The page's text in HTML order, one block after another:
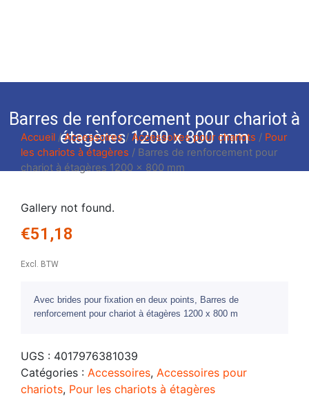
Barres de renforcement pour chariot à
étagères 1200 x 800 mm
Accueil /Accessoires/ Accessoires pour chariots / Pour
les chariots à étagères / Barres de renforcement pour
chariot à étagères 1200 x 800 mm
Gallery not found.
€51,18
Excl. BTW
Avec brides pour fixation en deux points, Barres de
renforcement pour chariot à étagères 1200 x 800 m
UGS : 4017976381039
Catégories : Accessoires, Accessoires pour
chariots, Pour les chariots à étagères